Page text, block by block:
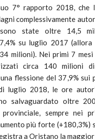
7° rapporto 2018, che
complessivamente
state oltre 14,5
su luglio 2017
milioni). Nei primi 7 mesi
circa 140 milioni
flessione del 37,9% sui
luglio 2018, le ore
salvaguardato oltre
sempre nei
più forte
a Oristano la